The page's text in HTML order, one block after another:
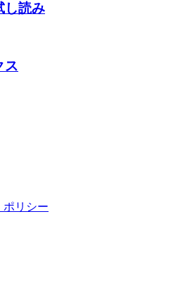
し読み
ス
ポリシー